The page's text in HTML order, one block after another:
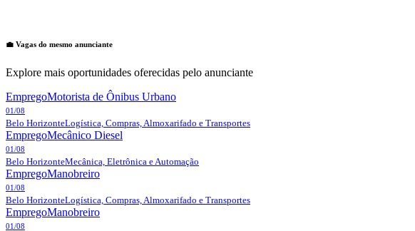
💼 Vagas do mesmo anunciante
Explore mais oportunidades oferecidas pelo anunciante
EmpregoMotorista de Ônibus Urbano
01/08
Belo HorizonteLogística, Compras, Almoxarifado e Transportes
EmpregoMecânico Diesel
01/08
Belo HorizonteMecânica, Eletrônica e Automação
EmpregoManobreiro
01/08
Belo HorizonteLogística, Compras, Almoxarifado e Transportes
EmpregoManobreiro
01/08